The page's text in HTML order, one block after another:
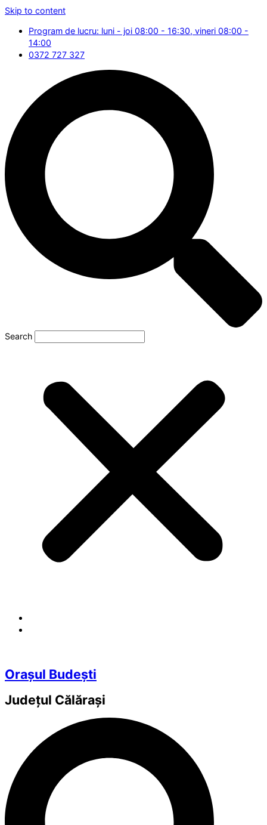
Skip to content
Program de lucru: luni - joi 08:00 - 16:30, vineri 08:00 -
14:00
0372 727 327
Search
Orașul Budești
Județul Călărași